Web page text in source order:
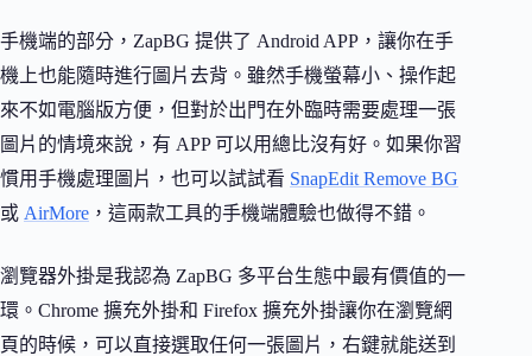
手機端的部分，ZapBG 提供了 Android APP，讓你在手
機上也能隨時進行圖片去背。雖然手機螢幕小、操作起
來不如電腦版方便，但對於出門在外臨時需要處理一張
圖片的情境來說，有 APP 可以用總比沒有好。如果你習
慣用手機處理圖片，也可以試試看 SnapEdit Remove BG
或 AirMore ，這兩款工具的手機端體驗也做得不錯。
瀏覽器外掛是我認為 ZapBG 多平台生態中最有價值的一
環。Chrome 擴充外掛和 Firefox 擴充外掛讓你在瀏覽網
頁的時候，可以直接選取任何一張圖片，右鍵就能送到